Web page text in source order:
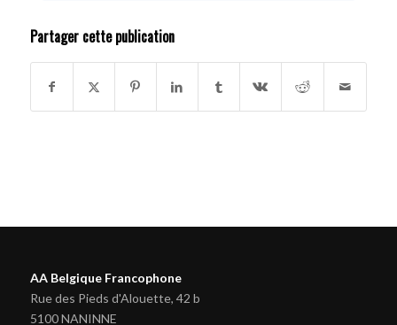
Partager cette publication
AA Belgique Francophone
Rue des Pieds d'Alouette, 42 b
5100 NANINNE